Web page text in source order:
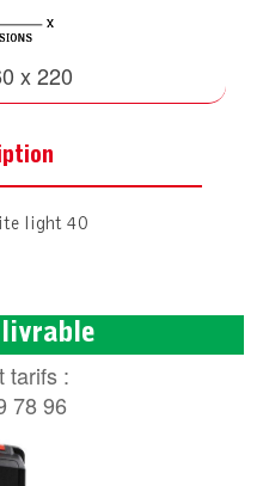
x 220
light 40
tarifs :
78 96